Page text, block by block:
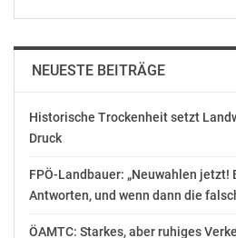
heimische Forschungs-Event
Initiative u.a. des Rates für
betont durch seine
die Bedeutung von
des Dialogs zwischen
NEUESTE BEITRÄGE
Historische Trockenheit setzt
Druck
FPÖ-Landbauer: „Neuwahlen jetzt!
Antworten, und wenn dann die
ÖAMTC: Starkes, aber ruhiges